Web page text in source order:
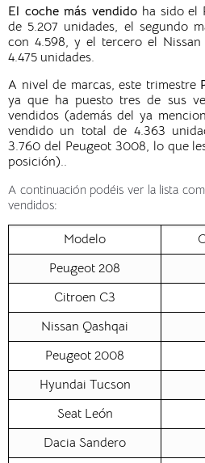
El coche más vendido ha sido el
de 5.207 unidades, el segundo
con 4.598, y el tercero el
4.475 unidades.
A nivel de marcas, este trimestre
ya que ha puesto tres de sus
vendidos (además del ya
vendido un total de 4.363
3.760 del Peugeot 3008, lo que
posición)..
A continuación podéis ver la lista
vendidos:
Modelo
Peugeot 208
Citroen C3
Nissan Qashqai
Peugeot 2008
Hyundai Tucson
Seat León
Dacia Sandero